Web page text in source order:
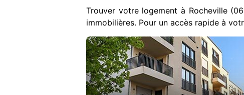
Trouver votre logement à Rocheville
immobilières. Pour un accès rapide à